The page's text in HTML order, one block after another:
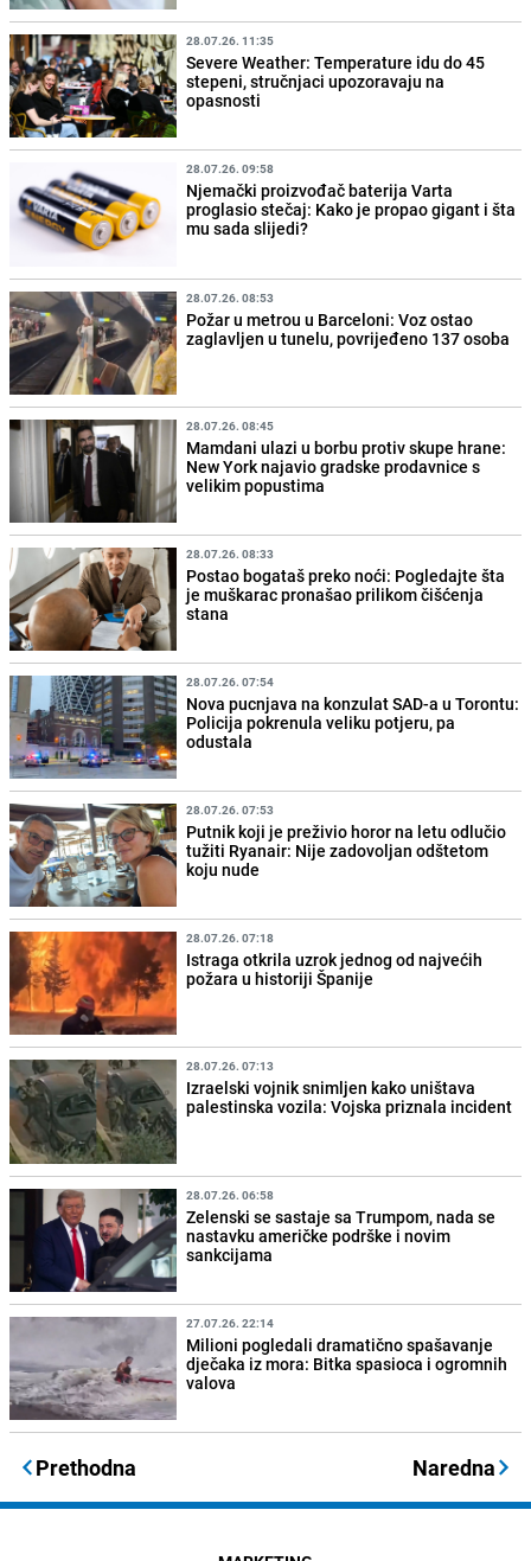
28.07.26. 11:35
Severe Weather: Temperature idu do 45
stepeni, stručnjaci upozoravaju na
opasnosti
28.07.26. 09:58
Njemački proizvođač baterija Varta
proglasio stečaj: Kako je propao gigant i šta
mu sada slijedi?
28.07.26. 08:53
Požar u metrou u Barceloni: Voz ostao
zaglavljen u tunelu, povrijeđeno 137 osoba
28.07.26. 08:45
Mamdani ulazi u borbu protiv skupe hrane:
New York najavio gradske prodavnice s
velikim popustima
28.07.26. 08:33
Postao bogataš preko noći: Pogledajte šta
je muškarac pronašao prilikom čišćenja
stana
28.07.26. 07:54
Nova pucnjava na konzulat SAD-a u Torontu:
Policija pokrenula veliku potjeru, pa
odustala
28.07.26. 07:53
Putnik koji je preživio horor na letu odlučio
tužiti Ryanair: Nije zadovoljan odštetom
koju nude
28.07.26. 07:18
Istraga otkrila uzrok jednog od najvećih
požara u historiji Španije
28.07.26. 07:13
Izraelski vojnik snimljen kako uništava
palestinska vozila: Vojska priznala incident
28.07.26. 06:58
Zelenski se sastaje sa Trumpom, nada se
nastavku američke podrške i novim
sankcijama
27.07.26. 22:14
Milioni pogledali dramatično spašavanje
dječaka iz mora: Bitka spasioca i ogromnih
valova
Prethodna Naredna